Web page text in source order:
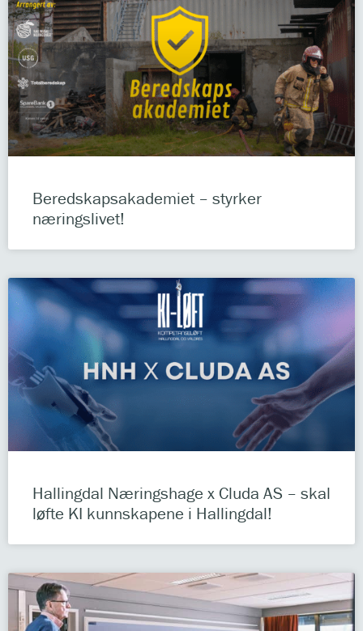
Beredskapsakademiet – styrker
næringslivet!
Hallingdal Næringshage x Cluda AS – skal
løfte KI kunnskapene i Hallingdal!